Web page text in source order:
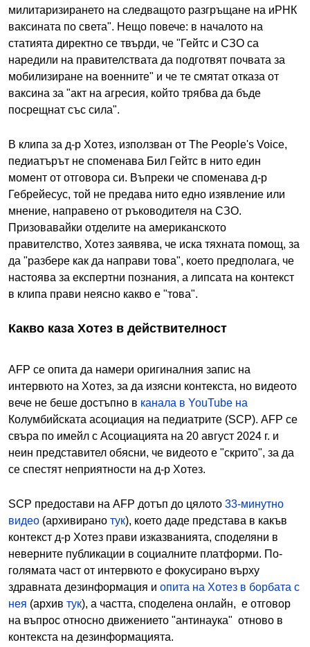
милитаризирането на следващото разгръщане на иРНК
ваксината по света". Нещо повече: в началото на
статията директно се твърди, че "Гейтс и СЗО са
наредили на правителствата да подготвят почвата за
мобилизиране на военните" и че те смятат отказа от
ваксина за "акт на агресия, който трябва да бъде
посрещнат със сила".
В клипа за д-р Хотез, използван от The People's Voice,
педиатърът не споменава Бил Гейтс в нито един
момент от отговора си. Въпреки че споменава д-р
Гебрейесус, той не предава нито едно изявление или
мнение, направено от ръководителя на СЗО.
Призовавайки отделите на американското
правителство, Хотез заявява, че иска тяхната помощ, за
да "разбере как да направи това", което предполага, че
настоява за експертни познания, а липсата на контекст
в клипа прави неясно какво е "това".
Какво каза Хотез в действителност
AFP се опита да намери оригиналния запис на
интервюто на Хотез, за да изясни контекста, но видеото
вече не беше достъпно в канала в YouTube на
Колумбийската асоциация на педиатрите (SCP). AFP се
свъра по имейл с Асоциацията на 20 август 2024 г. и
неин представител обясни, че видеото е "скрито", за да
се спестят неприятности на д-р Хотез.
SCP предостави на AFP дотъп до цялото 33-минутно
видео (архивирано тук), което даде представа в какъв
контекст д-р Хотез прави изказванията, споделяни в
неверните публикации в социалните платформи. По-
голямата част от интервюто е фокусирано върху
здравната дезинформация и опита на Хотез в борбата с
нея (архив тук), а частта, споделена онлайн, е отговор
на въпрос относно движението "антинаука" отново в
контекста на дезинформацията.